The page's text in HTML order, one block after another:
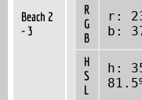
Beach 2
- 3
R
G
B
r:
b:
H
S
L
h: